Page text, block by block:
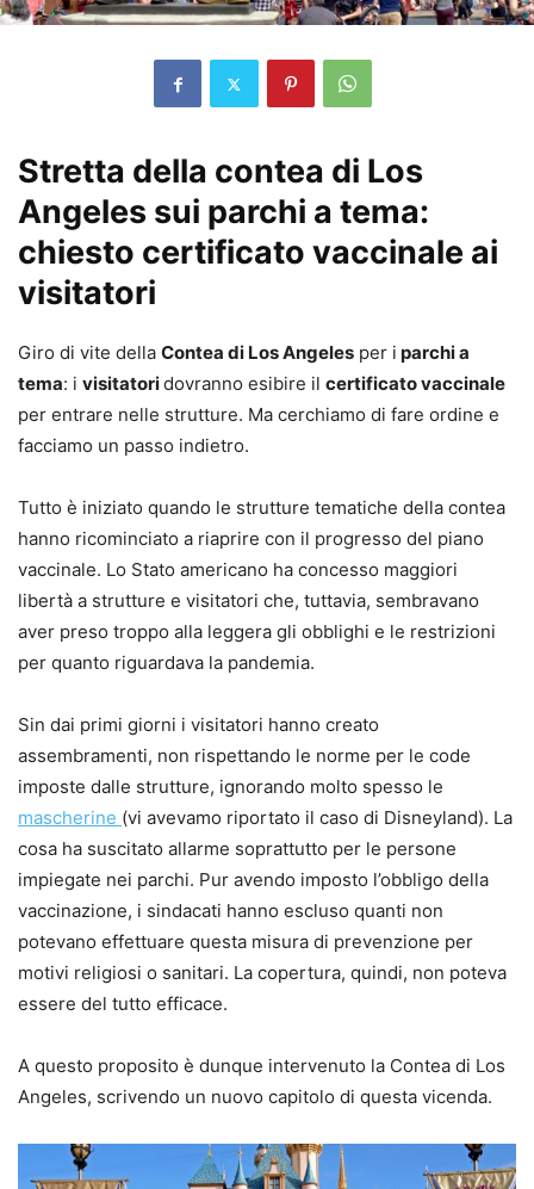
Stretta della contea di Los
Angeles sui parchi a tema:
chiesto certificato vaccinale ai
visitatori
Giro di vite della Contea di Los Angeles per i parchi a
tema: i visitatoridovranno esibire il certificato vaccinale
per entrare nelle strutture. Ma cerchiamo di fare ordine e
facciamo un passo indietro.
Tutto è iniziato quando le strutture tematiche della contea
hanno ricominciato a riaprire con il progresso del piano
vaccinale. Lo Stato americano ha concesso maggiori
libertà a strutture e visitatori che, tuttavia, sembravano
aver preso troppo alla leggera gli obblighi e le restrizioni
per quanto riguardava la pandemia.
Sin dai primi giorni i visitatori hanno creato
assembramenti, non rispettando le norme per le code
imposte dalle strutture, ignorando molto spesso le
mascherine (vi avevamo riportato il caso di Disneyland). La
cosa ha suscitato allarme soprattutto per le persone
impiegate nei parchi. Pur avendo imposto l’obbligo della
vaccinazione, i sindacati hanno escluso quanti non
potevano effettuare questa misura di prevenzione per
motivi religiosi o sanitari. La copertura, quindi, non poteva
essere del tutto efficace.
A questo proposito è dunque intervenuto la Contea di Los
Angeles, scrivendo un nuovo capitolo di questa vicenda.